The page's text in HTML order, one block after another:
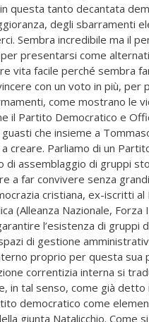
questa tanto decantata
degli sbarramenti
Sembra incredibile ma il
presentarsi come
vita facile perché sembra
con un voto in più,
come mostrano le
il Partito Democratico e
che insieme a
creare. Parliamo di un
di assemblaggio di gruppi
a far convivere senza
cristiana, ex-iscritti
(Alleanza Nazionale,
l’esistenza di gruppi
di gestione
proprio per questa sua
correntizia interna si
in tal senso, come già
democratico come
giunta Natalicchio. Come